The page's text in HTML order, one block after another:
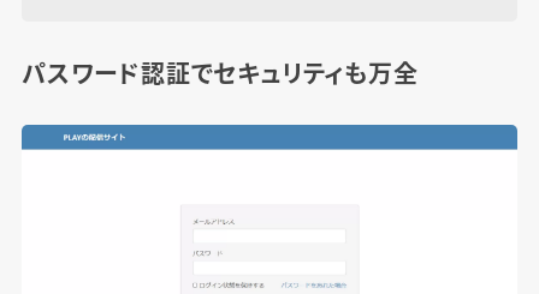
パスワード認証でセキュリティも万全